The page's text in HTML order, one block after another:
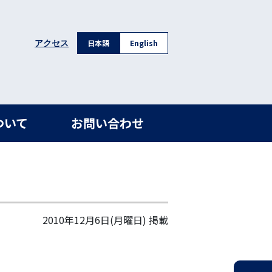
アクセス 日本語 English
て お問い合わせ
2010年12月6日(月曜日) 掲載